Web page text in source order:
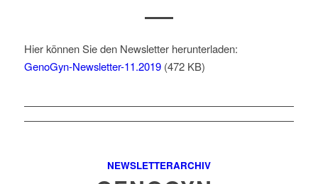
Hier können Sie den Newsletter herunterladen:
GenoGyn-Newsletter-11.2019(472 KB)
NEWSLETTERARCHIV